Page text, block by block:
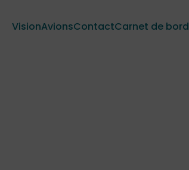
VisionAvionsContactCarnet de bord